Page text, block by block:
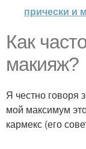
прически и
Как
макияж?
Я честно говоря
мой максимум
кармекс (его